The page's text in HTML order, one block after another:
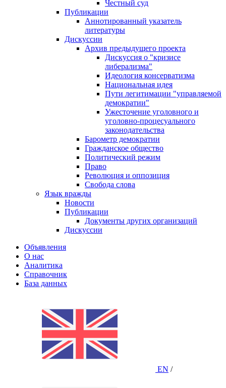
Честный суд
Публикации
Аннотированный указатель
литературы
Дискуссии
Архив предыдущего проекта
Дискуссия о "кризисе
либерализма"
Идеология консерватизма
Национальная идея
Пути легитимации "управляемой
демократии"
Ужесточение уголовного и
уголовно-процесуального
законодательства
Барометр демократии
Гражданское общество
Политический режим
Право
Революция и оппозиция
Свобода слова
Язык вражды
Новости
Публикации
Документы других организаций
Дискуссии
Объявления
О нас
Аналитика
Справочник
База данных
EN /